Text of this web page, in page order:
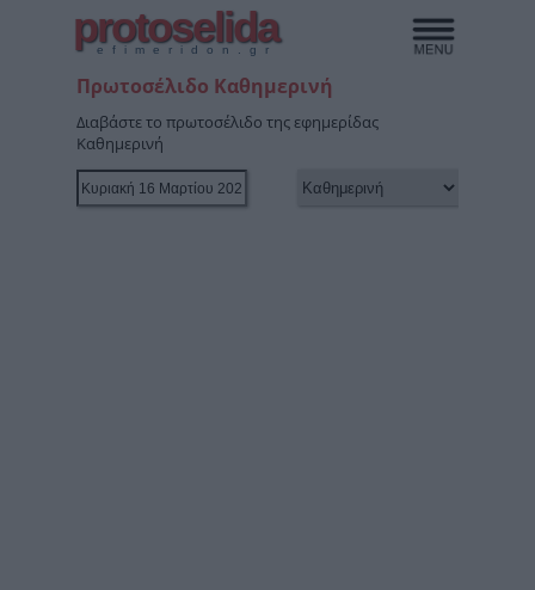
protoselida
efimeridon.gr
Πρωτοσέλιδο Καθημερινή
Διαβάστε το πρωτοσέλιδο της εφημερίδας
Καθημερινή